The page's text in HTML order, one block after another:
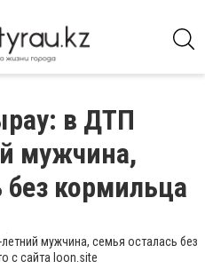
в ДТП
мужчина,
без кормильца
мужчина, семья осталась без
с сайта loon.site